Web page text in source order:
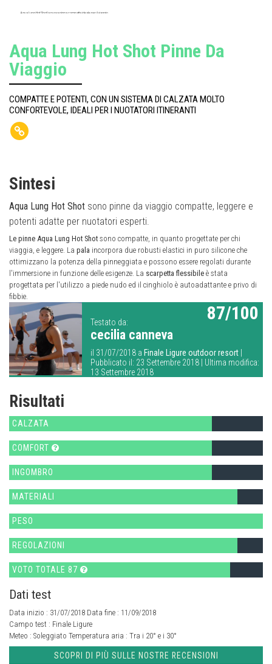
Aqua Lung Hot Shot la nuova pinna compatta ideale per il viaggio
Aqua Lung Hot Shot Pinne Da
Viaggio
COMPATTE E POTENTI, CON UN SISTEMA DI CALZATA MOLTO
CONFORTEVOLE, IDEALI PER I NUOTATORI ITINERANTI
Sintesi
Aqua Lung Hot Shot sono pinne da viaggio compatte, leggere e
potenti adatte per nuotatori esperti.
Le pinne Aqua Lung Hot Shot sono compatte, in quanto progettate per chi
viaggia, e leggere. La pala incorpora due robusti elastici in puro silicone che
ottimizzano la potenza della pinneggiata e possono essere regolati durante
l'immersione in funzione delle esigenze. La scarpetta flessibile è stata
progettata per l'utilizzo a piede nudo ed il cinghiolo è autoadattante e privo di
fibbie.
Testato da:
cecilia canneva
il 31/07/2018 a Finale Ligure outdoor resort
Pubblicato il: 23 Settembre 2018 | Ultima modifica:
13 Settembre 2018
87/100
Risultati
CALZATA
COMFORT
INGOMBRO
MATERIALI
PESO
REGOLAZIONI
VOTO TOTALE 87
Dati test
Data inizio : 31/07/2018 Data fine : 11/09/2018
Campo test : Finale Ligure
Meteo : Soleggiato Temperatura aria : Tra i 20° e i 30°
SCOPRI DI PIÙ SULLE NOSTRE RECENSIONI